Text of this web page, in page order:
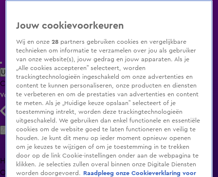
Uitzending Gemist Populaire programma's Zenders Genres
ClipsFilmsRadioSmart TV inlogShop
Volg KIJK
Zoeken
HomeUitzending Gemist Programma's De Bondgenoten
OranjezomerLivestreamsShop
Jouw cookievoorkeuren
Wij en onze28 partners gebruiken cookies en vergelijkbare
technieken om informatie te verzamelen over jou als gebruiker
van onze website(s), jouw gedrag en jouw apparaten. Als je
„Alle cookies accepteren” selecteert, worden
trackingtechnologieën ingeschakeld om onze advertenties en
content te kunnen personaliseren, onze producten en diensten
te verbeteren en om de prestaties van advertenties en content
te meten. Als je „Huidige keuze opslaan” selecteert of je
toestemming intrekt, worden deze trackingtechnologieën
uitgeschakeld. We gebruiken dan enkel functionele en essentiële
cookies om de website goed te laten functioneren en veilig te
houden. Je kunt dit menu op ieder moment opnieuw openen
om je keuzes te wijzigen of om je toestemming in te trekken
door op de link Cookie-instellingen onder aan de webpagina te
klikken. Je selecties zullen overal binnen onze Digitale Diensten
worden doorgevoerd.
Raadpleeg onze Cookieverklaring voor